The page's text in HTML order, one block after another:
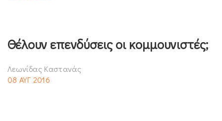
Θέλουν επενδύσεις οι κομμουνιστές;
Λεωνίδας Καστανάς
08 ΑΥΓ 2016